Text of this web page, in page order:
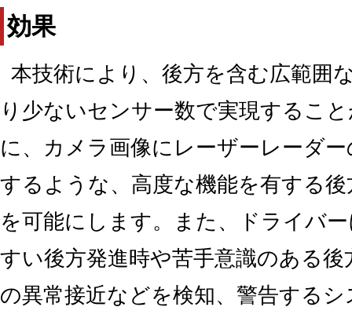
効果
本技術により、後方を含む広範囲
り少ないセンサー数で実現するこ
に、カメラ画像にレーザーレーダ
するような、高度な機能を有する
を可能にします。また、ドライバ
すい後方発進時や苦手意識のある
の異常接近などを検知、警告する